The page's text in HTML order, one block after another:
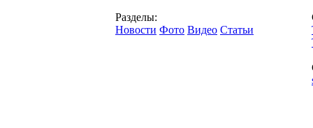
Разделы:
Новости Фото Видео Статьи